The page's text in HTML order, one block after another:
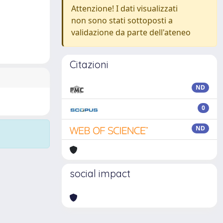
Attenzione! I dati visualizzati
non sono stati sottoposti a
validazione da parte dell'ateneo
Citazioni
ND
0
ND
social impact